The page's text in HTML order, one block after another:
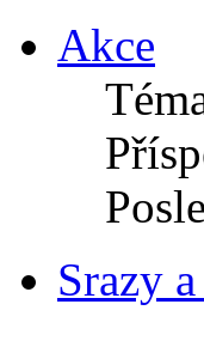
Akce
Srazy